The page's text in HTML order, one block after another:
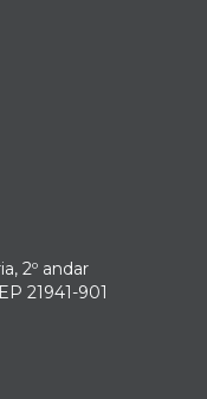
2º andar
21941-901